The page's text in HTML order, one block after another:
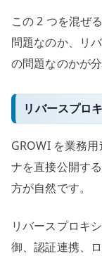
この 2 つを混ぜ
問題なのか、リ
の問題なのかが
リバースプロ
GROWI を業務
ナを直接公開す
方が自然です。
リバースプロキ
御、認証連携、